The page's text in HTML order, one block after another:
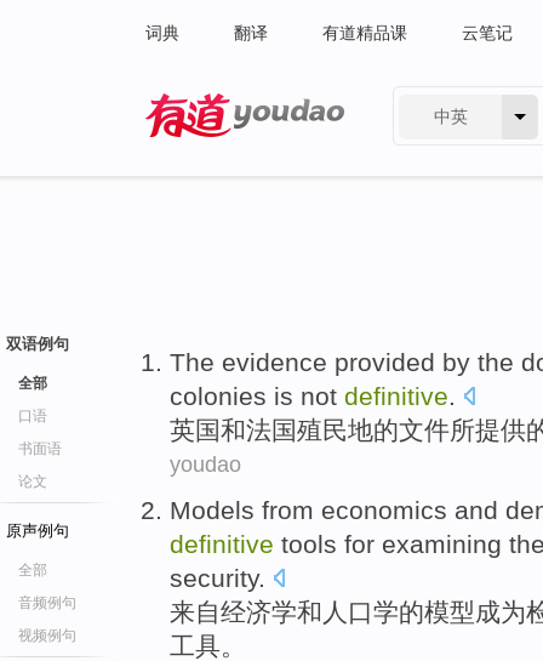
词典 翻译 有道精品课 云笔记
中英
双语例句
全部
口语
书面语
论文
原声例句
全部
音频例句
视频例句
The evidence provided by the
colonies is not definitive.
英国和法国殖民地的文件所提供
youdao
Models from economics and
definitive tools for examining
security.
来自经济学和 人口学的模型成为
工具。